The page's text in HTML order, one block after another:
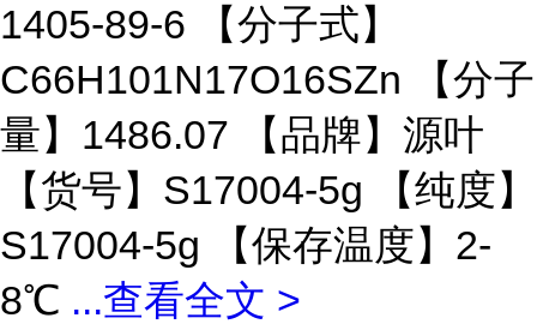
1405-89-6 【分子式】
C66H101N17O16SZn 【分子
量】1486.07 【品牌】源叶
【货号】S17004-5g 【纯度】
S17004-5g 【保存温度】2-
8℃ ...查看全文 >